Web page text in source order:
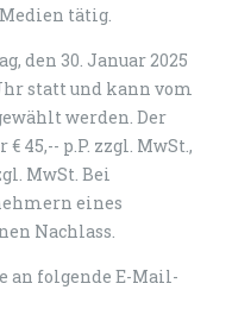
tätig.
den 30. Januar 2025
statt und kann vom
werden. Der
45,-- p.P. zzgl. MwSt.,
MwSt. Bei
eines
Nachlass.
an folgende E-Mail-